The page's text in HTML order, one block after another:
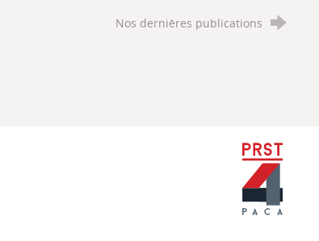
Nos dernières publications
PRST Paca